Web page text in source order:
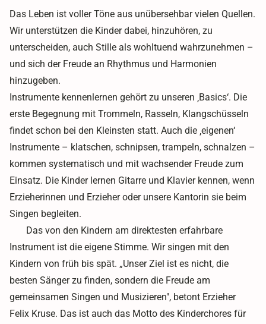
Das Leben ist voller Töne aus unübersehbar vielen Quellen.
Wir unterstützen die Kinder dabei, hinzuhören, zu
unterscheiden, auch Stille als wohltuend wahrzunehmen –
und sich der Freude an Rhythmus und Harmonien
hinzugeben.
Instrumente kennenlernen gehört zu unseren ‚Basics‘. Die
erste Begegnung mit Trommeln, Rasseln, Klangschüsseln
findet schon bei den Kleinsten statt. Auch die ‚eigenen‘
Instrumente – klatschen, schnipsen, trampeln, schnalzen –
kommen systematisch und mit wachsender Freude zum
Einsatz. Die Kinder lernen Gitarre und Klavier kennen, wenn
Erzieherinnen und Erzieher oder unsere Kantorin sie beim
Singen begleiten.
Das von den Kindern am direktesten erfahrbare
Instrument ist die eigene Stimme. Wir singen mit den
Kindern von früh bis spät. „Unser Ziel ist es nicht, die
besten Sänger zu finden, sondern die Freude am
gemeinsamen Singen und Musizieren", betont Erzieher
Felix Kruse. Das ist auch das Motto des Kinderchores für